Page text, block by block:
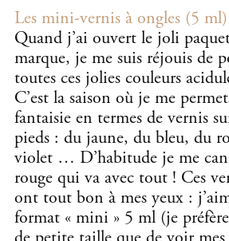
Les mini-vernis à ongles (5 ml)
Quand j’ai ouvert le joli
marque, je me suis réjouis de
toutes ces jolies couleurs
C’est la saison où je me
fantaisie en termes de vernis
pieds : du jaune, du bleu, du
violet … D’habitude je me
rouge qui va avec tout ! Ces
ont tout bon à mes yeux :
format « mini » 5 ml (je